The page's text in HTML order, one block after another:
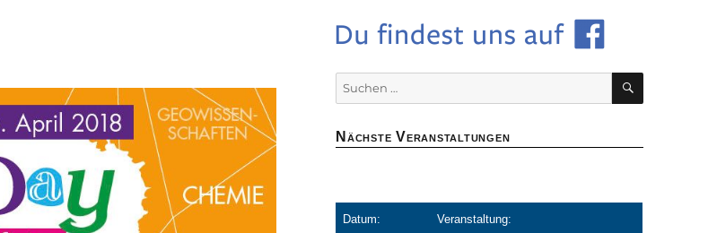
Suchen
SUCHEN
Nächste Veranstaltungen
Datum: Veranstaltung: